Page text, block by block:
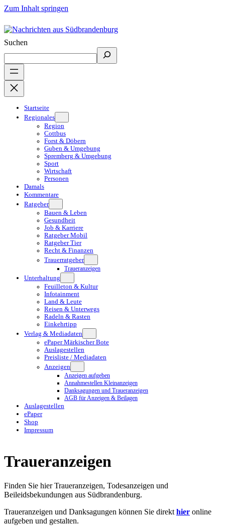
Zum Inhalt springen
Suchen
Startseite
Regionales
Region
Cottbus
Forst & Döbern
Guben & Umgebung
Spremberg & Umgebung
Sport
Wirtschaft
Personen
Damals
Kommentare
Ratgeber
Bauen & Leben
Gesundheit
Job & Karriere
Ratgeber Mobil
Ratgeber Tier
Recht & Finanzen
Trauerratgeber
Traueranzeigen
Unterhaltung
Feuilleton & Kultur
Infotainment
Land & Leute
Reisen & Unterwegs
Radeln & Rasten
Einkehrtipp
Verlag & Mediadaten
ePaper Märkischer Bote
Auslagestellen
Preisliste / Mediadaten
Anzeigen
Anzeigen aufgeben
Annahmestellen Kleinanzeigen
Danksagungen und Traueranzeigen
AGB für Anzeigen & Beilagen
Auslagestellen
ePaper
Shop
Impressum
Traueranzeigen
Finden Sie hier Traueranzeigen, Todesanzeigen und
Beileidsbekundungen aus Südbrandenburg.
Traueranzeigen und Danksagungen können Sie direkt hier online
aufgeben und gestalten.